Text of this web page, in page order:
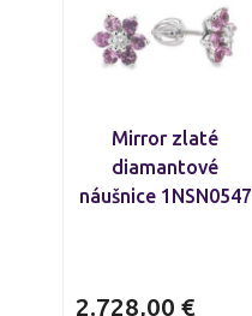
Mirror zlaté
diamantové
náušnice 1NSN0547
2.728,00 €